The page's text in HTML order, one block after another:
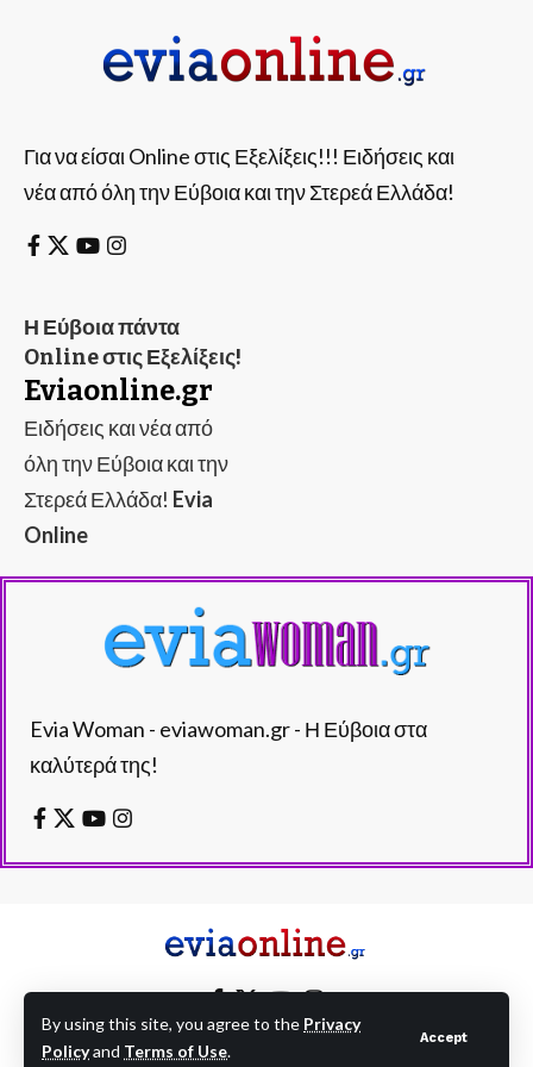
By using this site, you agree to the Privacy
Policyand Terms of Use.
Accept
Για να είσαι Online στις Εξελίξεις!!! Ειδήσεις και
νέα από όλη την Εύβοια και την Στερεά Ελλάδα!
Η Εύβοια πάντα
Online στις Εξελίξεις!
Eviaonline.gr
Ειδήσεις και νέα από
όλη την Εύβοια και την
Στερεά Ελλάδα! Evia
Online
Evia Woman - eviawoman.gr - Η Εύβοια στα
καλύτερά της!